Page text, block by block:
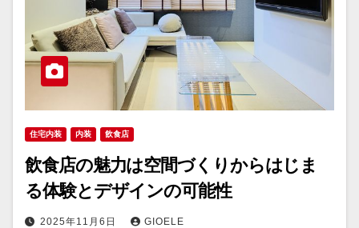
住宅内装 内装 飲食店
飲食店の魅力は空間づくりからはじま
る体験とデザインの可能性
2025年11月6日 GIOELE